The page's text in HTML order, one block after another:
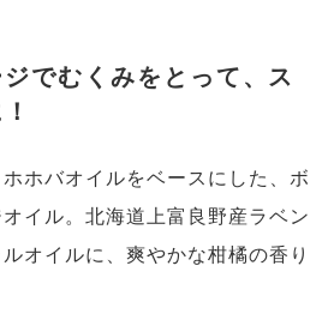
でむくみをとって、ス
ホバオイルをベースにした、ボ
イル。北海道上富良野産ラベン
オイルに、爽やかな柑橘の香り